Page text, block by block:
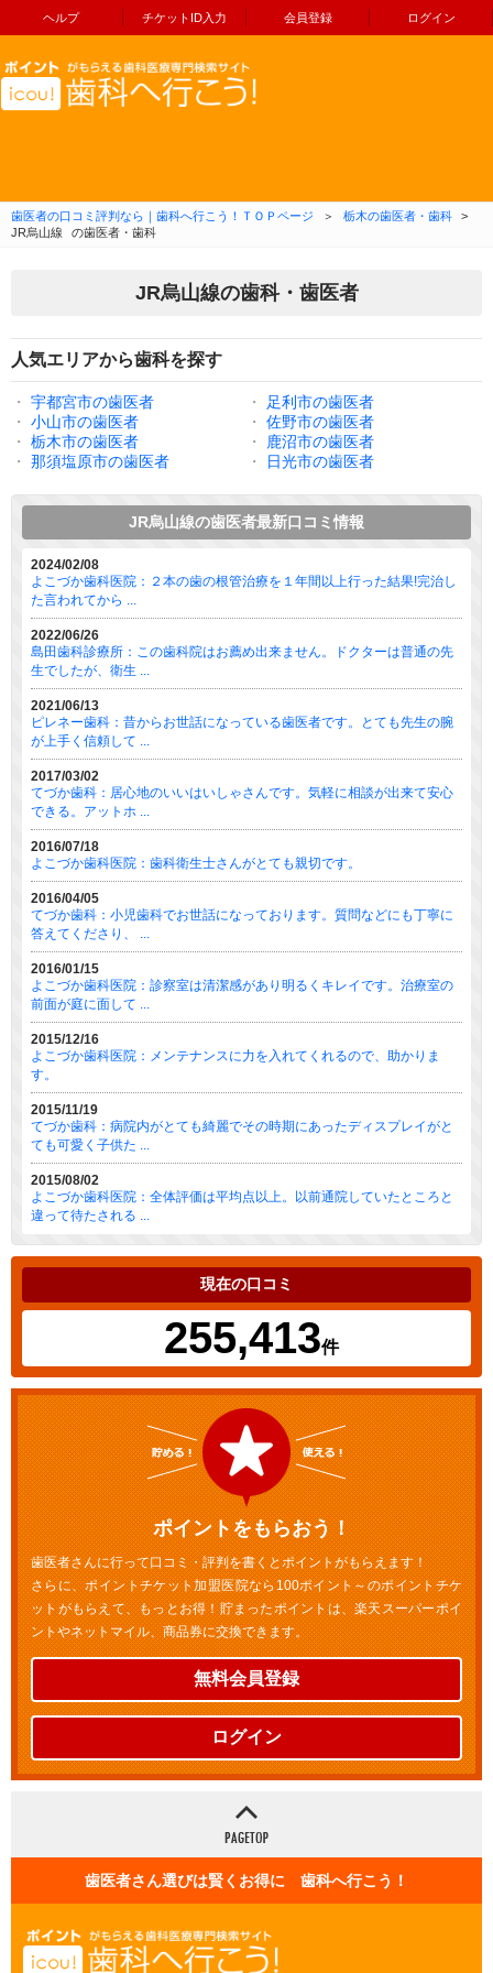
ヘルプ チケットID入力 会員登録 ログイン
コンテンツへ移動
歯医者の口コミ評判なら｜歯科へ行こう！ＴＯＰページ ＞ 栃木の歯医者・歯科
>
JR烏山線
の歯医者・歯科
JR烏山線の歯科・歯医者
人気エリアから歯科を探す
・ 宇都宮市の歯医者 ・
足利市の歯医者
・
小山市の歯医者 ・
佐野市の歯医者
・
栃木市の歯医者 ・
鹿沼市の歯医者
・
那須塩原市の歯医者 ・ 日光市の歯医者
JR烏山線の歯医者最新口コミ情報
2024/02/08
よこづか歯科医院：２本の歯の根管治療を１年間以上行った結果!完治し
た言われてから ...
2022/06/26
島田歯科診療所：この歯科院はお薦め出来ません。ドクターは普通の先
生でしたが、衛生 ...
2021/06/13
ピレネー歯科：昔からお世話になっている歯医者です。とても先生の腕
が上手く信頼して ...
2017/03/02
てづか歯科：居心地のいいはいしゃさんです。気軽に相談が出来て安心
できる。アットホ ...
2016/07/18
よこづか歯科医院：歯科衛生士さんがとても親切です。
2016/04/05
てづか歯科：小児歯科でお世話になっております。質問などにも丁寧に
答えてくださり、 ...
2016/01/15
よこづか歯科医院：診察室は清潔感があり明るくキレイです。治療室の
前面が庭に面して ...
2015/12/16
よこづか歯科医院：メンテナンスに力を入れてくれるので、助かりま
す。
2015/11/19
てづか歯科：病院内がとても綺麗でその時期にあったディスプレイがと
ても可愛く子供た ...
2015/08/02
よこづか歯科医院：全体評価は平均点以上。以前通院していたところと
違って待たされる ...
現在の口コミ
255,413件
ポイントをもらおう！
歯医者さんに行って口コミ・評判を書くとポイントがもらえます！
さらに、ポイントチケット加盟医院なら100ポイント～のポイントチケ
ットがもらえて、もっとお得！貯まったポイントは、楽天スーパーポイ
ントやネットマイル、商品券に交換できます。
無料会員登録
ログイン
歯医者さん選びは賢くお得に 歯科へ行こう！